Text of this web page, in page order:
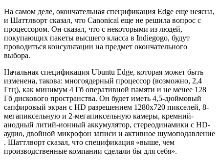
На самом деле, окончательная спецификация Edge еще неясна,
и Шаттлворт сказал, что Canonical еще не решила вопрос с
процессором. Он сказал, что с некоторыми из людей,
покупающих пакеты высшего класса в Indiegogo, будут
проводиться консультации на предмет окончательного
выбора.
Начальная спецификация Ubuntu Edge, которая может быть
изменена, такова: многоядерный процессор (возможно, 2,4
Ггц), как минимум 4 Гб оперативной памяти и не менее 128
Гб дискового пространства. Он будет иметь 4,5-дюймовый
сапфировый экран с HD разрешением 1280х720 пикселей, 8-
мегапиксельную и 2-мегапиксельную камеры, кремний-
анодный литий-ионный аккумулятор, стереодинамики с HD-
аудио, двойной микрофон записи и активное шумоподавление
. Шаттлворт сказал, что спецификация «выше, чем
производственные компании сделали бы для себя».